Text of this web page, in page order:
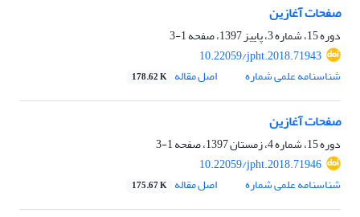
صفحات آغازین
دوره 15، شماره 3، پاییز 1397، صفحه
1-3
10.22059/jpht.2018.71943
شناسنامه علمی شماره
اصل مقاله 178.62 K
صفحات آغازین
دوره 15، شماره 4، زمستان 1397، صفحه
1-3
10.22059/jpht.2018.71946
شناسنامه علمی شماره
اصل مقاله 175.67 K